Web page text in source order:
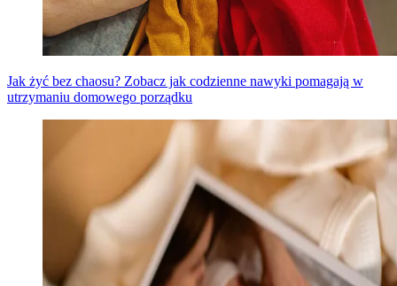
Jak żyć bez chaosu? Zobacz jak codzienne nawyki pomagają w
utrzymaniu domowego porządku